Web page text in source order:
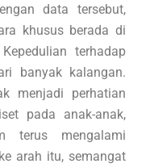
data tersebut,
khusus berada di
terhadap
banyak kalangan.
menjadi perhatian
pada anak-anak,
terus mengalami
arah itu, semangat